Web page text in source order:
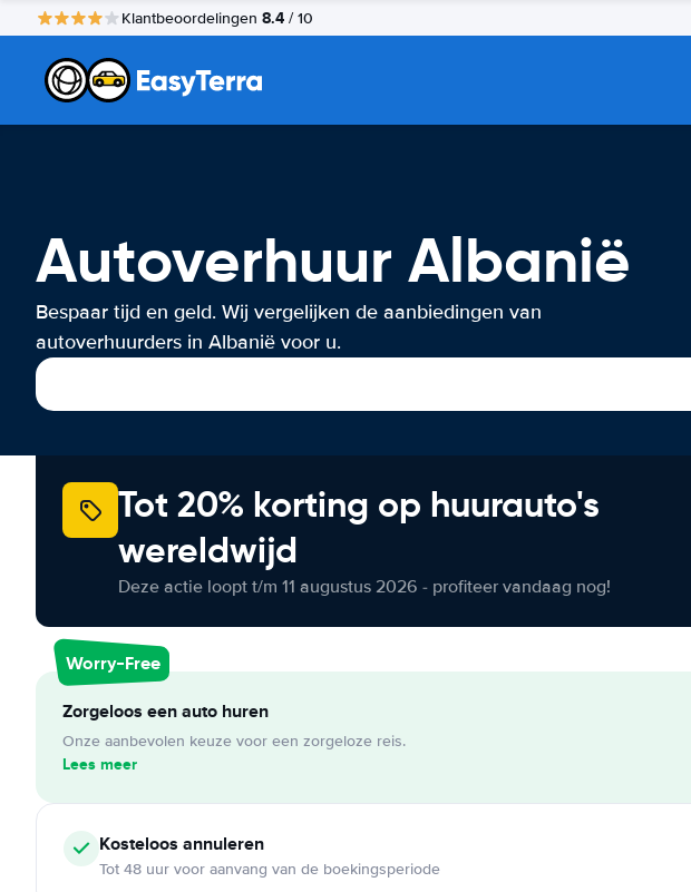
Klantbeoordelingen 8.4 / 10
Autoverhuur Albanië
Bespaar tijd en geld. Wij vergelijken de aanbiedingen van
autoverhuurders in Albanië voor u.
Tot 20% korting op huurauto's
wereldwijd
Deze actie loopt t/m 11 augustus 2026 - profiteer vandaag nog!
Worry-Free
Zorgeloos een auto huren
Onze aanbevolen keuze voor een zorgeloze reis.
Lees meer
Kosteloos annuleren
Tot 48 uur voor aanvang van de boekingsperiode